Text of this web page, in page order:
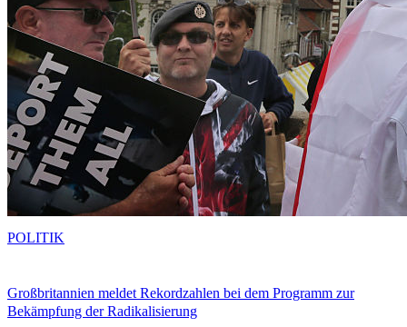
Großbritannien meldet Rekordzahlen bei dem Programm zur
Bekämpfung der Radikalisierung
POLITIK